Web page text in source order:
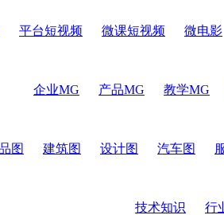
平台短视频 微课短视频 微电影
企业MG 产品MG 教学MG
图 建筑图 设计图 汽车图
技术知识 行